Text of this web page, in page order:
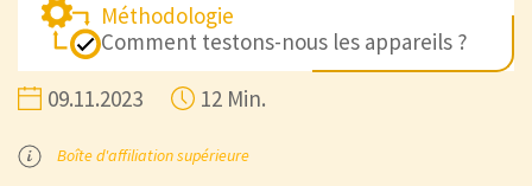
Méthodologie
Comment testons-nous les appareils ?
09.11.2023 12 Min.
Boîte d'affiliation supérieure